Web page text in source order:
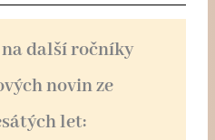
další ročníky
novin ze
let: